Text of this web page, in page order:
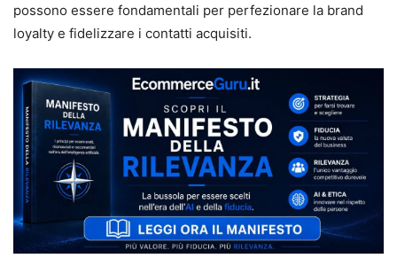
possono essere fondamentali per perfezionare la brand
loyalty e fidelizzare i contatti acquisiti.